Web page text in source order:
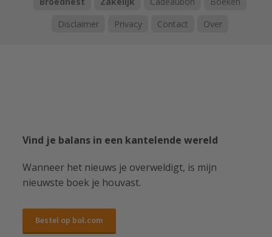
Disclaimer
Privacy Contact Over
Vind je balans in een kantelende wereld
Wanneer het nieuws je overweldigt, is mijn
nieuwste boek je houvast.
Bestel op bol.com